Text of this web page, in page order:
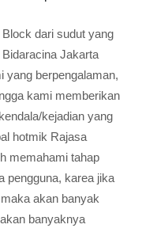
dari sudut yang
Jakarta
yang berpengalaman,
kami memberikan
kejadian yang
hotmik Rajasa
memahami tahap
pengguna, karea jika
akan banyak
banyaknya